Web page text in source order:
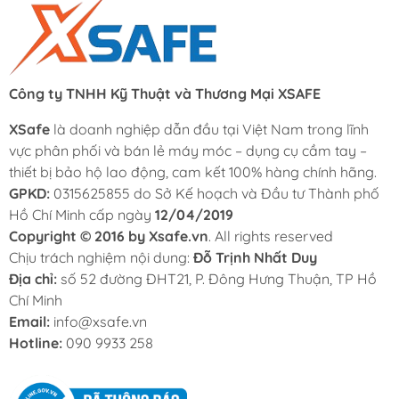
Công ty TNHH Kỹ Thuật và Thương Mại XSAFE
XSafe là doanh nghiệp dẫn đầu tại Việt Nam trong lĩnh
vực phân phối và bán lẻ máy móc – dụng cụ cầm tay –
thiết bị bảo hộ lao động, cam kết 100% hàng chính hãng.
GPKD: 0315625855 do Sở Kế hoạch và Đầu tư Thành phố
Hồ Chí Minh cấp ngày 12/04/2019
Copyright © 2016 by Xsafe.vn. All rights reserved
Chịu trách nghiệm nội dung: Đỗ Trịnh Nhất Duy
Địa chỉ: số 52 đường ĐHT21, P. Đông Hưng Thuận, TP Hồ
Chí Minh
Email: info@xsafe.vn
Hotline: 090 9933 258